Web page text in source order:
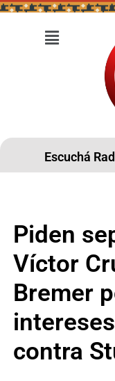
Escuchá
Piden
Víctor
Bremer
contra